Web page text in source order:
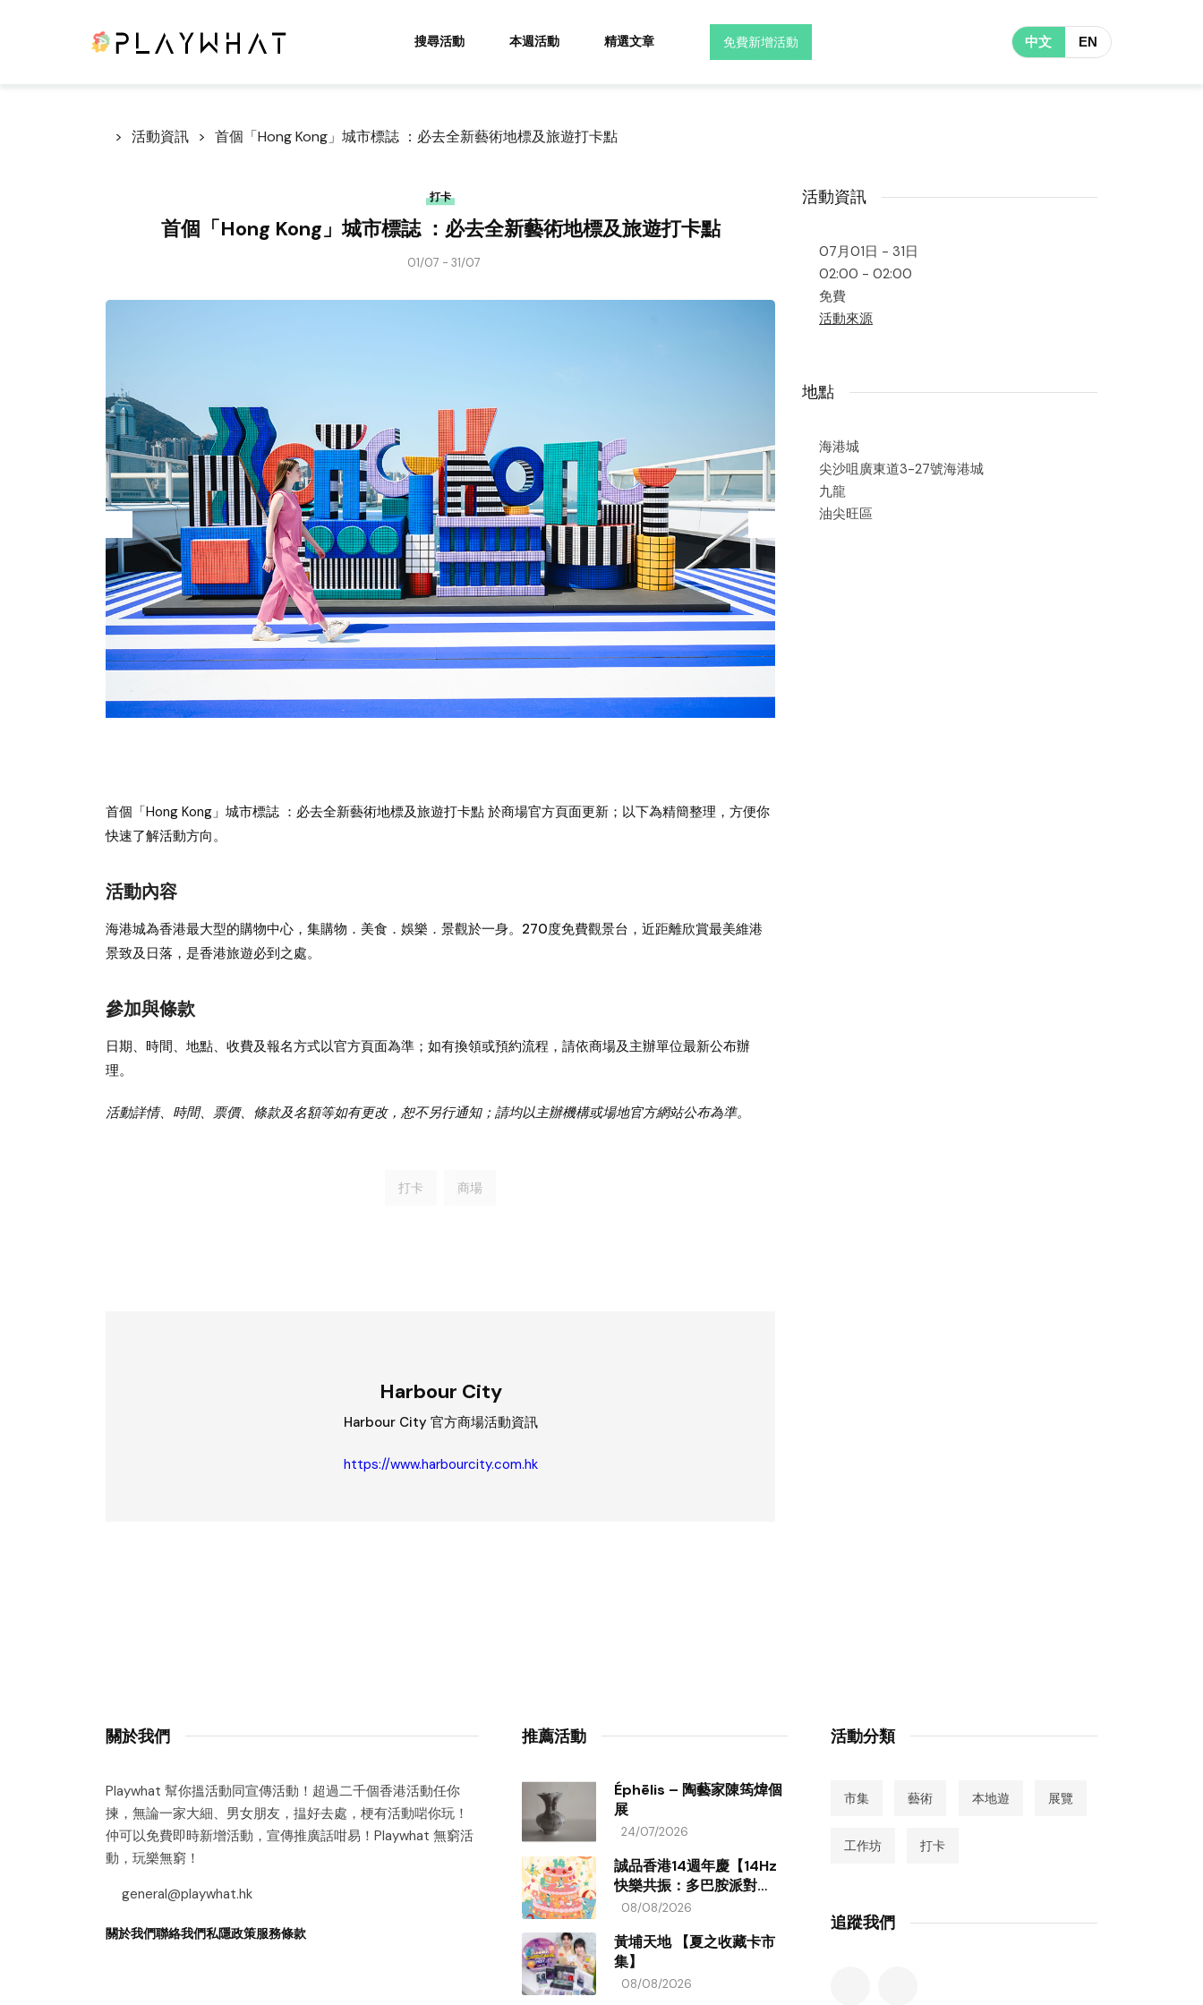
搜尋活動 本週活動 精選文章 免費新增活動 中文 EN
活動資訊 首個「Hong Kong」城市標誌 ：必去全新藝術地標及旅遊打卡點
打卡
首個「Hong Kong」城市標誌 ：必去全新藝術地標及旅遊打卡點
01/07 - 31/07
首個「Hong Kong」城市標誌 ：必去全新藝術地標及旅遊打卡點 於商場官方頁面更新；以下為精簡整理，方便你
快速了解活動方向。
活動內容
海港城為香港最大型的購物中心，集購物．美食．娛樂．景觀於一身。270度免費觀景台，近距離欣賞最美維港
景致及日落，是香港旅遊必到之處。
參加與條款
日期、時間、地點、收費及報名方式以官方頁面為準；如有換領或預約流程，請依商場及主辦單位最新公布辦
理。
活動詳情、時間、票價、條款及名額等如有更改，恕不另行通知；請均以主辦機構或場地官方網站公布為準。
打卡 商場
Harbour City
Harbour City 官方商場活動資訊
https://www.harbourcity.com.hk
活動資訊
07月01日 - 31日
02:00 - 02:00
免費
活動來源
地點
海港城
尖沙咀廣東道3-27號海港城
九龍
油尖旺區
關於我們
Playwhat 幫你搵活動同宣傳活動！超過二千個香港活動任你
揀，無論一家大細、男女朋友，揾好去處，梗有活動啱你玩！
仲可以免費即時新增活動，宣傳推廣話咁易！Playwhat 無窮活
動，玩樂無窮！
general@playwhat.hk
關於我們聯絡我們私隱政策服務條款
推薦活動
Éphēlis – 陶藝家陳筠煒個
展
24/07/2026
誠品香港14週年慶【14Hz
快樂共振：多巴胺派對
ON!】
08/08/2026
黃埔天地 【夏之收藏卡市
集】
08/08/2026
活動分類
市集 藝術 本地遊 展覽
工作坊 打卡
追蹤我們